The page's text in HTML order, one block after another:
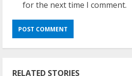
for the next time I comment.
RELATED STORIES